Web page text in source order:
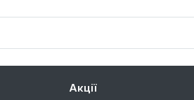
Акції